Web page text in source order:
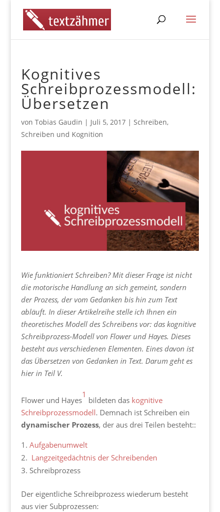
Kognitives
Schreibprozessmodell:
Übersetzen
von Tobias Gaudin | Juli 5, 2017| Schreiben,
Schreiben und Kognition
Wie funktioniert Schreiben? Mit dieser Frage ist nicht
die motorische Handlung an sich gemeint, sondern
der Prozess, der vom Gedanken bis hin zum Text
abläuft. In dieser Artikelreihe stelle ich Ihnen ein
theoretisches Modell des Schreibens vor: das kognitive
Schreibprozess-Modell von Flower und Hayes. Dieses
besteht aus verschiedenen Elementen. Eines davon ist
das Übersetzen von Gedanken in Text. Darum geht es
hier in Teil V.
Flower und Hayes
1
bildeten das kognitive
Schreibprozessmodell. Demnach ist Schreiben ein
dynamischer Prozess, der aus drei Teilen besteht::
Aufgabenumwelt
Langzeitgedächtnis der Schreibenden
Schreibprozess
Der eigentliche Schreibprozess wiederum besteht
aus vier Subprozessen: